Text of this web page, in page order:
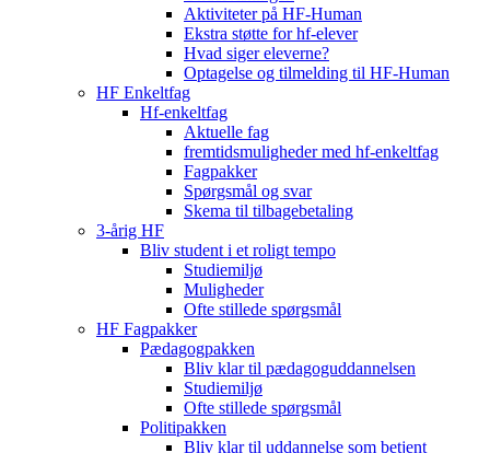
Aktiviteter på HF-Human
Ekstra støtte for hf-elever
Hvad siger eleverne?
Optagelse og tilmelding til HF‑Human
HF Enkeltfag
Hf-enkeltfag
Aktuelle fag
fremtidsmuligheder med hf-enkeltfag
Fagpakker
Spørgsmål og svar
Skema til tilbagebetaling
3-årig HF
Bliv student i et roligt tempo
Studiemiljø
Muligheder
Ofte stillede spørgsmål
HF Fagpakker
Pædagogpakken
Bliv klar til pædagoguddannelsen
Studiemiljø
Ofte stillede spørgsmål
Politipakken
Bliv klar til uddannelse som betjent